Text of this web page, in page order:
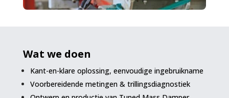
Wat we doen
Kant-en-klare oplossing, eenvoudige ingebruikname
Voorbereidende metingen & trillingsdiagnostiek